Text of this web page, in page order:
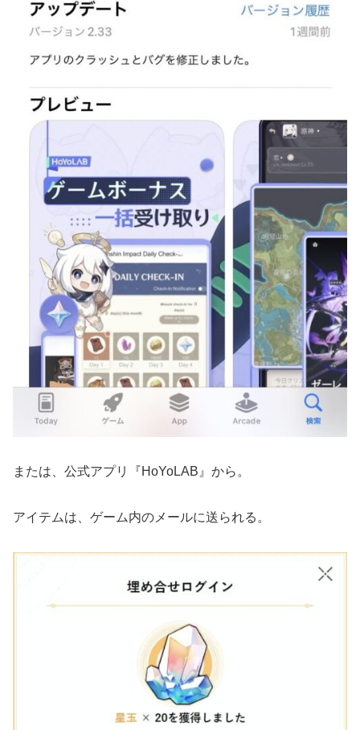
または、公式アプリ『HoYoLAB』から。
アイテムは、ゲーム内のメールに送られる。